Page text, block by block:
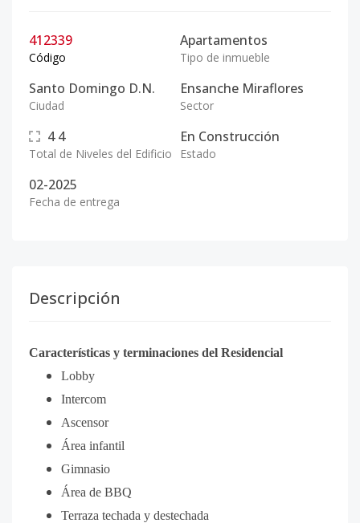
412339
Código
Apartamentos
Tipo de inmueble
Santo Domingo D.N.
Ciudad
Ensanche Miraflores
Sector
4 4
Total de Niveles del Edificio
En Construcción
Estado
02-2025
Fecha de entrega
Descripción
Características y terminaciones del Residencial
Lobby
Intercom
Ascensor
Área infantil
Gimnasio
Área de BBQ
Terraza techada y destechada